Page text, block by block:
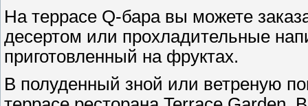
На террасе Q-бара вы можете
десертом или прохладительные
приготовленный на фруктах.
В полуденный зной или ветреную